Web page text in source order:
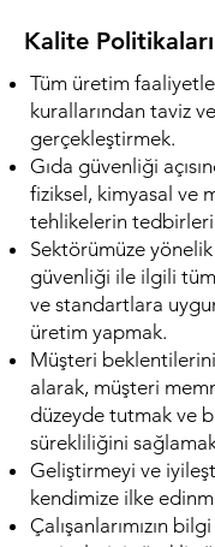
Kalite
Tüm üretim
kurallarından taviz
gerçekleştirmek.
Gıda güvenliği
fiziksel, kimyasal ve
tehlikelerin
Sektörümüze
güvenliği ile ilgili
ve standartlara
üretim yapmak.
Müşteri
alarak, müşteri
düzeyde tutmak ve
sürekliliğini
Geliştirmeyi ve
kendimize ilke
Çalışanlarımızın